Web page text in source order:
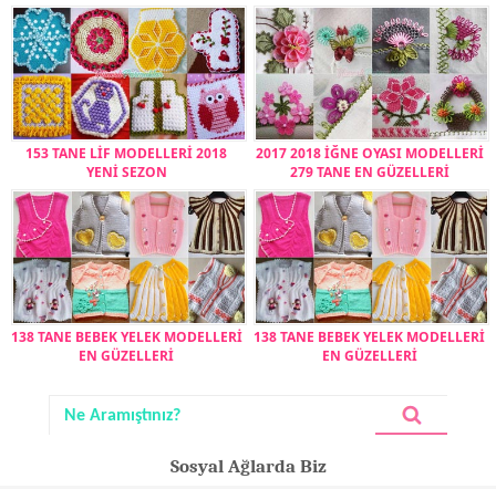
153 TANE LİF MODELLERİ 2018
YENİ SEZON
2017 2018 İĞNE OYASI MODELLERİ
279 TANE EN GÜZELLERİ
138 TANE BEBEK YELEK MODELLERİ
EN GÜZELLERİ
138 TANE BEBEK YELEK MODELLERİ
EN GÜZELLERİ
Sosyal Ağlarda Biz